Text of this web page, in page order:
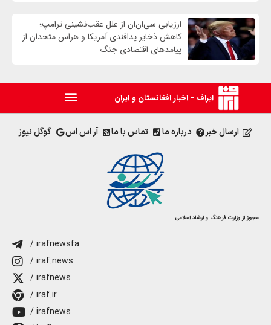
ارزیابی سی‌ان‌ان از علل عقب‌نشینی ترامپ؛
کاهش ذخایر پدافندی آمریکا و هراس متحدان از
پیامدهای اقتصادی جنگ
ایراف - اخبار افغانستان و ایران
ارسال خبر درباره ما تماس با ما آر اس اس گوگل نیوز
مجوز از وزارت فرهنگ و ارشاد اسلامی
/ irafnewsfa
/ iraf.news
/ irafnews
/ iraf.ir
/ irafnews